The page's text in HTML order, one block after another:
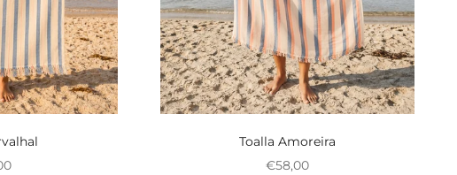
promocional
Toalla Amoreira
Preço promocional
€58,00